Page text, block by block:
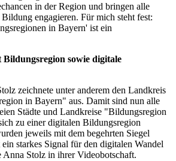
in der Region und bringen alle
engagieren. Für mich steht fest:
in Bayern' ist ein
sowie digitale
zeichnete unter anderem den Landkreis
in Bayern" aus. Damit sind nun alle
Städte und Landkreise "Bildungsregion
zu einer digitalen Bildungsregion
jeweils mit dem begehrten Siegel
starkes Signal für den digitalen Wandel
Stolz in ihrer Videobotschaft.